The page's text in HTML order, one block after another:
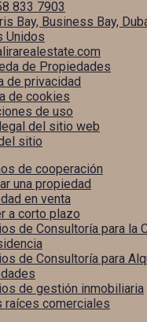
833 7903
Bay, Business Bay,
Unidos
de Propiedades
de privacidad
de cookies
de uso
del sitio web
sitio
de cooperación
una propiedad
en venta
a corto plazo
de Consultoría para la
de Consultoría para
de gestión inmobiliaria
raíces comerciales